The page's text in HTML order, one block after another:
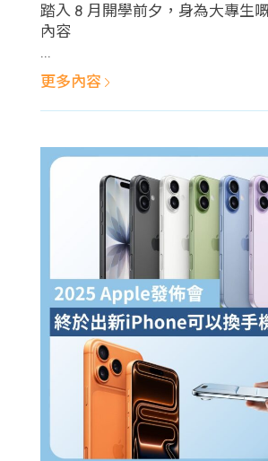
生學
貸款
計數
機
網上
私人
de
ge
Gui
de
校園
Gui
贊助
踏入 8 月開學前夕，身為大專生
內容
...
更多內容